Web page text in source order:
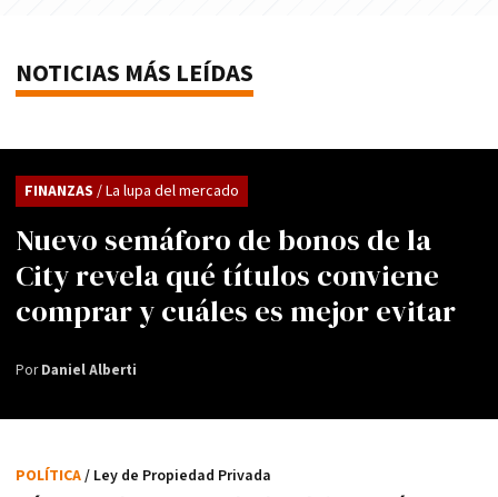
NOTICIAS MÁS LEÍDAS
Nuevo semáforo de bonos de la
City revela qué títulos conviene
comprar y cuáles es mejor evitar
FINANZAS / La lupa del mercado
PorDaniel Alberti
POLÍTICA/ Ley de Propiedad Privada